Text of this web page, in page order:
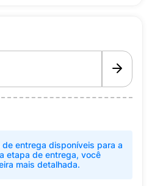
entrega disponíveis para a
etapa de entrega, você
mais detalhada.